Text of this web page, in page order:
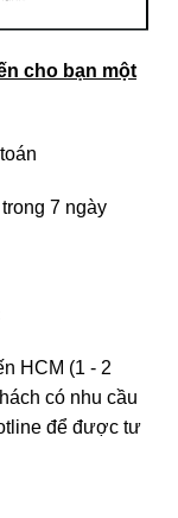
cho bạn một
7 ngày
HCM (1 - 2
có nhu cầu
để được tư